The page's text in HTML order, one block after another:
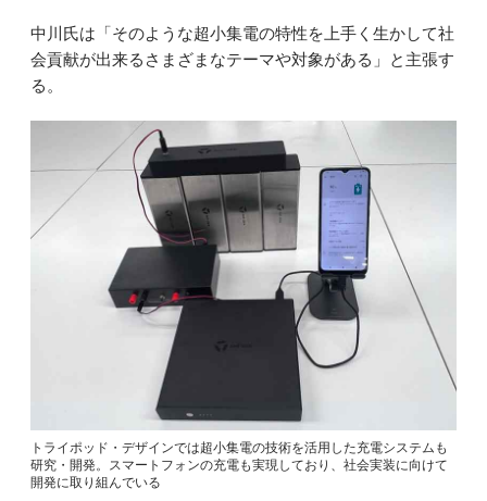
中川氏は「そのような超小集電の特性を上手く生かして社
会貢献が出来るさまざまなテーマや対象がある」と主張す
る。
トライポッド・デザインでは超小集電の技術を活用した充電システムも
研究・開発。スマートフォンの充電も実現しており、社会実装に向けて
開発に取り組んでいる